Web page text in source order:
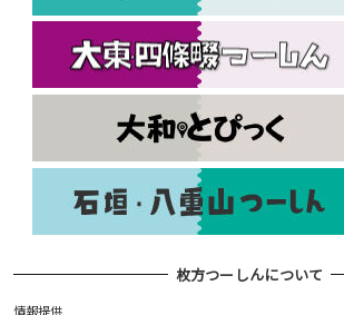
枚方つーしんについて
情報提供